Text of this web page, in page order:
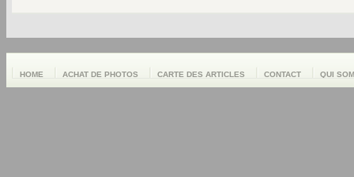
HOME ACHAT DE PHOTOS CARTE DES ARTICLES CONTACT QUI